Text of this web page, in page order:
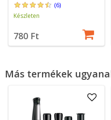
(6)
Készleten
780 Ft
Más termékek